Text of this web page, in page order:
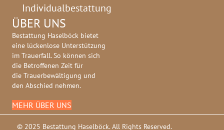
Individualbestattung
ÜBER UNS
Bestattung Haselböck bietet
eine lückenlose Unterstützung
im Trauerfall. So können sich
die Betroffenen Zeit für
die Trauerbewältigung und
den Abschied nehmen.
MEHR ÜBER UNS
© 2025 Bestattung Haselböck. All Rights Reserved.